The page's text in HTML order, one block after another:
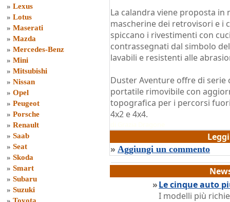
» Lexus
» Lotus
» Maserati
» Mazda
» Mercedes-Benz
» Mini
» Mitsubishi
» Nissan
» Opel
» Peugeot
» Porsche
» Renault
» Saab
» Seat
» Skoda
» Smart
» Subaru
» Suzuki
La calandra viene proposta
mascherine dei retrovisori e i
spiccano i rivestimenti con
contrassegnati dal simbolo
lavabili e resistenti alle
Duster Aventure offre di serie
portatile rimovibile con
topografica per i percorsi
4x2 e 4x4.
» Aggiungi un commento
»Le cinque auto
I modelli più